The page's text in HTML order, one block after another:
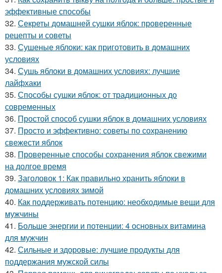
эффективные способы
32. Секреты домашней сушки яблок: проверенные
рецепты и советы
33. Сушеные яблоки: как приготовить в домашних
условиях
34. Сушь яблоки в домашних условиях: лучшие
лайфхаки
35. Способы сушки яблок: от традиционных до
современных
36. Простой способ сушки яблок в домашних условиях
37. Просто и эффективно: советы по сохранению
свежести яблок
38. Проверенные способы сохранения яблок свежими
на долгое время
39. Заголовок 1: Как правильно хранить яблоки в
домашних условиях зимой
40. Как поддерживать потенцию: необходимые вещи для
мужчины
41. Больше энергии и потенции: 4 основных витамина
для мужчин
42. Сильные и здоровые: лучшие продукты для
поддержания мужской силы